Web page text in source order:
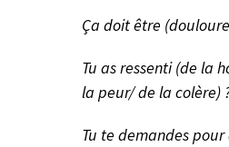
Ça doit être
Tu as ressenti (de la
la peur/ de la colère)
Tu te demandes